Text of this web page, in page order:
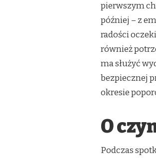
PORODZIE
WAŻNA”
HOTEL
KRAKOWSKA
ZDROWIU,
EMOCJACH
WSPARCIU
pierwszym
później – z
radości
również
ma służyć
bezpiecznej
okresie
O
Podczas